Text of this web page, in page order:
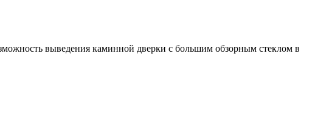
выведения каминной дверки с большим обзорным стеклом в